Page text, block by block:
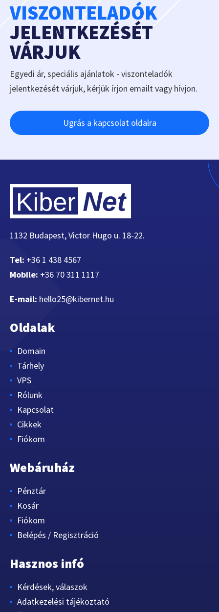
VISZONTELADÓK
JELENTKEZÉSÉT
VÁRJUK
Egyedi ár, speciális ajánlatok - viszonteladók
jelentkezését várjuk, kérjük írjon emailt vagy hívjon.
Ugrás a kapcsolat oldalra
1132 Budapest, Victor Hugo u. 18-22.
Tel: +36 1 438 4567
Mobile: +36 70 311 1117
E-mail: hello25@kibernet.hu
Oldalak
Domain
Tárhely
VPS
Rólunk
Kapcsolat
Cikkek
Fiókom
Webáruház
Pénztár
Kosár
Fiókom
Belépés / Regisztráció
Hasznos infó
Kérdések, válaszok
Adatkezelési tájékoztató